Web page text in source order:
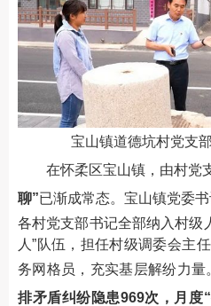
宝山镇道德坑村党支
在怀柔区宝山镇，由村党
聊”已渐成常态。宝山镇党委
各村党支部书记全部纳入村级
人”队伍，担任村级调委会主
务网格员，充实基层解纷力量
排矛盾纠纷隐患969次，月度